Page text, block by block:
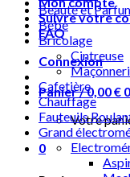
Suivre votre
FAQ
Connexion
Panier /0,00€ 0
Votre
0
Beauté et
Bébé
Bricolage
Cintreuse
Cafetière
Chauffage
Fauteuils
Grand